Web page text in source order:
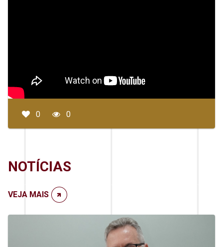
0 0
NOTÍCIAS
VEJA MAIS